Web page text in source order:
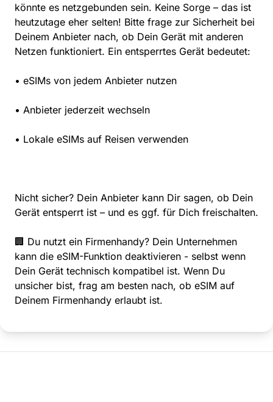
könnte es netzgebunden sein. Keine Sorge – das ist
heutzutage eher selten! Bitte frage zur Sicherheit bei
Deinem Anbieter nach, ob Dein Gerät mit anderen
Netzen funktioniert. Ein entsperrtes Gerät bedeutet:
• eSIMs von jedem Anbieter nutzen
• Anbieter jederzeit wechseln
• Lokale eSIMs auf Reisen verwenden
Nicht sicher? Dein Anbieter kann Dir sagen, ob Dein
Gerät entsperrt ist – und es ggf. für Dich freischalten.
🏢 Du nutzt ein Firmenhandy? Dein Unternehmen
kann die eSIM-Funktion deaktivieren - selbst wenn
Dein Gerät technisch kompatibel ist. Wenn Du
unsicher bist, frag am besten nach, ob eSIM auf
Deinem Firmenhandy erlaubt ist.